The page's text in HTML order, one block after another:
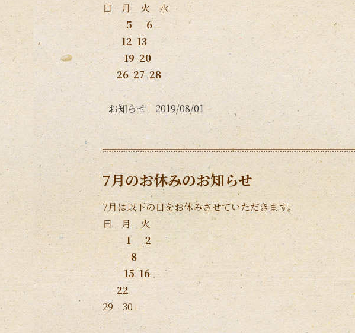
日 月 火 水
5 6
12 13
19 20
26 27 28
お知らせ 2019/08/01
7月のお休みのお知らせ
7月は以下の日をお休みさせていただきます。
日 月 火
1 2
8
15 16
22
29 30